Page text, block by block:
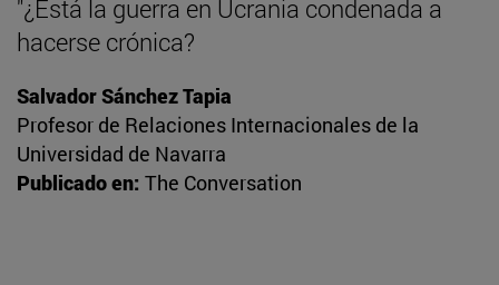
"¿Está la guerra en Ucrania condenada a
hacerse crónica?
Salvador Sánchez Tapia
Profesor de Relaciones Internacionales de la
Universidad de Navarra
Publicado en: The Conversation